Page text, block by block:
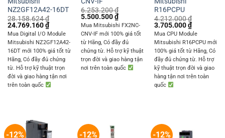
NZ2GF12A42-16DT
28.158.624₫
Original
price
was:
28.158.624 ₫.
24.769.160₫Current
price
is:
24.769.160 ₫.
Mua Digital I/O Module
Mitsubishi NZ2GF12A42-
16DT mới 100% giá tốt từ
Hãng, Có đầy đủ chứng
từ. Hỗ trợ kỹ thuật trọn
đời và giao hàng tận nơi
trên toàn quốc
6.253.200₫
Original
price
was:
6.253.200 ₫.
5.500.500₫Current
price
is:
5.500.500 ₫.
Mua Mitsubishi FX2NC-
CNV-IF mới 100% giá tốt
từ Hãng, Có đầy đủ
chứng từ. Hỗ trợ kỹ thuật
trọn đời và giao hàng tận
nơi trên toàn quốc
R16PCPU
4.212.000₫
Original
price
was:
4.212.000 ₫.
3.705.000₫Current
price
is:
3.705.000
Mua CPU Module
Mitsubishi R16PCPU mới
100% giá tốt từ Hãng, Có
đầy đủ chứng từ. Hỗ trợ
kỹ thuật trọn đời và giao
hàng tận nơi trên toàn
quốc
-12% -12% -12%